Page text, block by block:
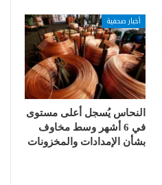
أخبار صحفية
النحاس يُسجل أعلى مستوى
في 6 أشهر وسط مخاوف
بشأن الإمدادات والمخزونات